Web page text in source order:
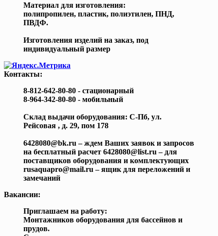
Материал для изготовления:
полипропилен, пластик, полиэтилен, ПНД,
ПВДФ.
Изготовления изделий на заказ, под
индивидуальный размер
Контакты:
8-812-642-80-80 - стационарный
8-964-342-80-80 - мобильный
Склад выдачи оборудования: С-Пб, ул.
Рейсовая , д. 29, пом 178
6428080@bk.ru – ждем Ваших заявок и запросов
на бесплатный расчет 6428080@list.ru – для
поставщиков оборудования и комплектующих
rusaquapro@mail.ru – ящик для переложений и
замечаний
Вакансии:
Приглашаем на работу:
Монтажников оборудования для бассейнов и
прудов.